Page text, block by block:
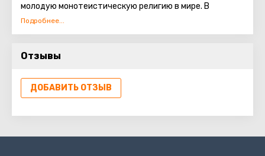
молодую монотеистическую религию в мире. В
составе центра храм, усыпальница, где покоятся
останки Баба, родоначальника веры, и знаменитые
постройку, увенчанную золоченым куполом. Она
снабжена подсветкой. Благодаря ей купол ночью
Отзывы
ДОБАВИТЬ ОТЗЫВ